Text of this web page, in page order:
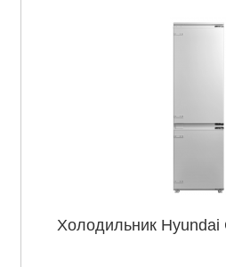
Холодильник Hyundai